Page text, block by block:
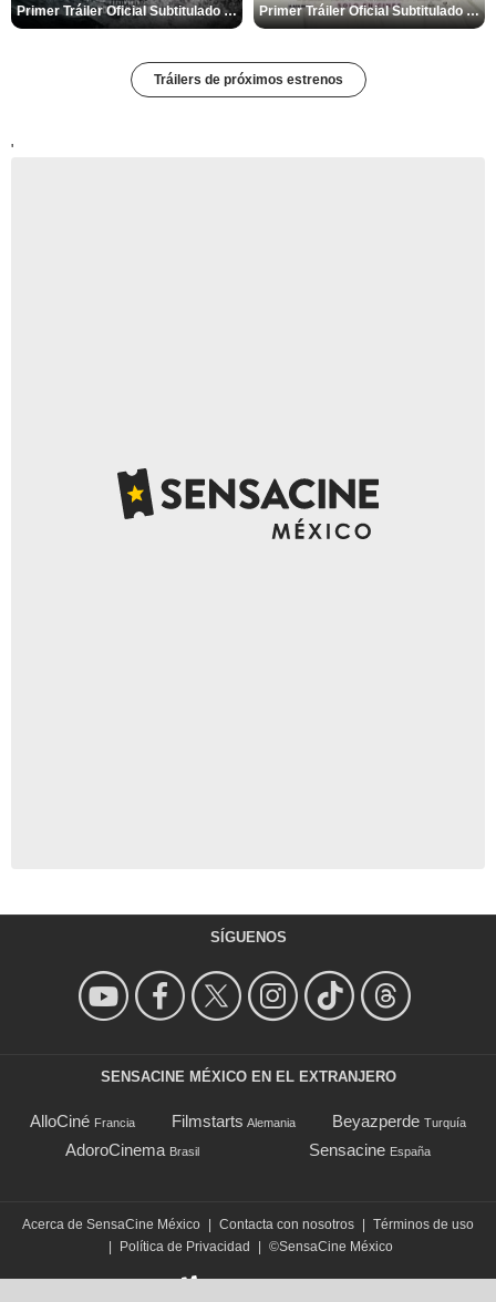
Primer Tráiler Oficial Subtitulado de 'Código: Venganza' Primer Tráiler Oficial Subtitulado de 'Relajadas y Muy Peligrosas'
Tráilers de próximos estrenos
'
SÍGUENOS
SENSACINE MÉXICO EN EL EXTRANJERO
AlloCiné Francia Filmstarts Alemania Beyazperde Turquía
AdoroCinema Brasil Sensacine España
Acerca de SensaCine México Contacta con nosotros
Términos de uso
Política de Privacidad ©SensaCine México